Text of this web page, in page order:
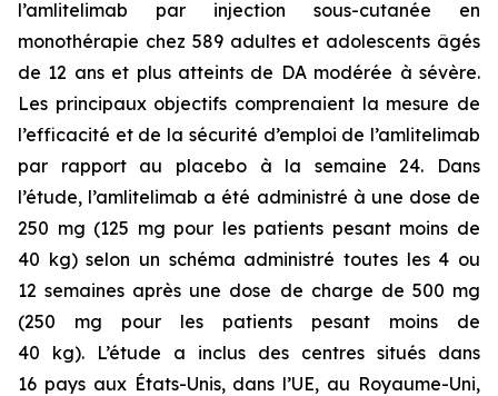
l’amlitelimab par injection sous-cutanée en
monothérapie chez 589 adultes et adolescents âgés
de 12 ans et plus atteints de DA modérée à sévère.
Les principaux objectifs comprenaient la mesure de
l’efficacité et de la sécurité d’emploi de l’amlitelimab
par rapport au placebo à la semaine 24. Dans
l’étude, l’amlitelimab a été administré à une dose de
250 mg (125 mg pour les patients pesant moins de
40 kg) selon un schéma administré toutes les 4 ou
12 semaines après une dose de charge de 500 mg
(250 mg pour les patients pesant moins de
40 kg). L’étude a inclus des centres situés dans
16 pays aux États-Unis, dans l’UE, au Royaume-Uni,